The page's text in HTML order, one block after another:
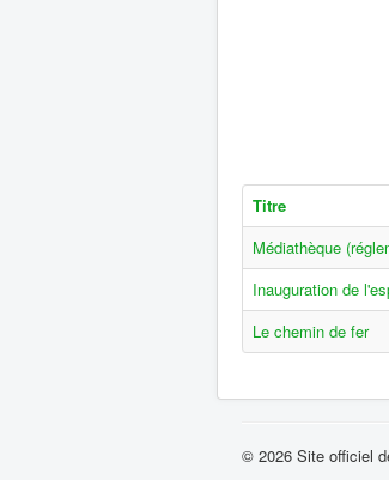
Titre
Médiathèque
Inauguration de
Le chemin de fer
© 2026 Site officiel